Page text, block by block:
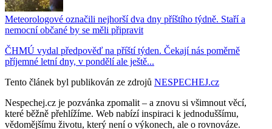
Meteorologové označili nejhorší dva dny příštího týdně. Staří a
nemocní občané by se měli připravit
ČHMÚ vydal předpověď na příští týden. Čekají nás poměrně
příjemné letní dny, v pondělí ale ještě...
Tento článek byl publikován ze zdrojů NESPECHEJ.cz
Nespechej.cz je pozvánka zpomalit – a znovu si všimnout věcí,
které běžně přehlížíme. Web nabízí inspiraci k jednoduššímu,
vědomějšímu životu, který není o výkonech, ale o rovnováze.